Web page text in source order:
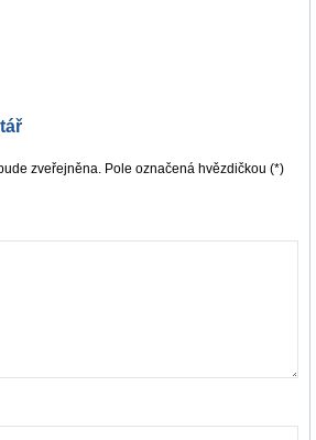
zveřejněna. Pole označená hvězdičkou (*)